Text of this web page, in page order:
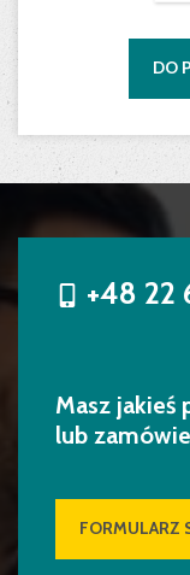
DO
+48 22
Masz jakieś
lub
FORMULARZ